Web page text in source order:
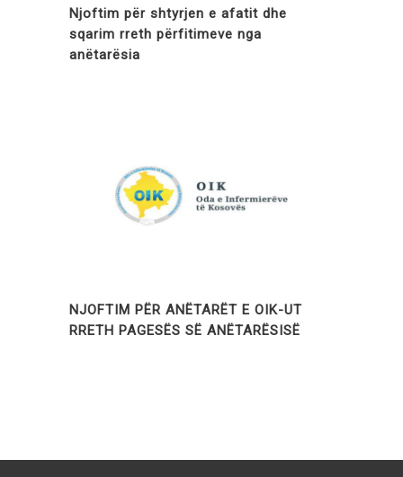
Njoftim për shtyrjen e afatit dhe
sqarim rreth përfitimeve nga
anëtarësia
NJOFTIM PËR ANËTARËT E OIK-UT
RRETH PAGESËS SË ANËTARËSISË